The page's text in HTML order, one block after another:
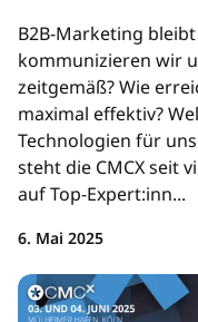
B2B-Marketing
kommunizieren wir
zeitgemäß? Wie
maximal effektiv?
Technologien für
steht die CMCX seit
auf Top-Expert:inn...
6. Mai 2025